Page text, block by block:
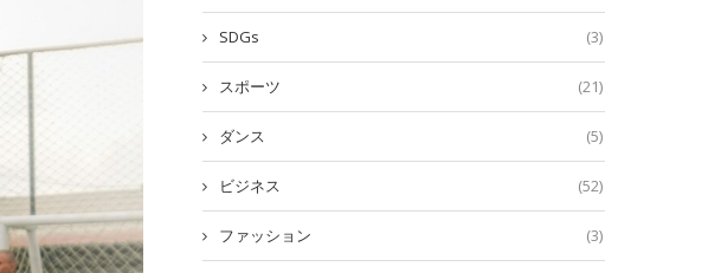
SDGs (3)
スポーツ (21)
ダンス (5)
ビジネス (52)
ファッション (3)